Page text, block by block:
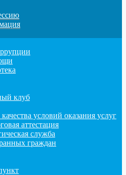
клуб
условий оказания услуг
аттестация
служба
граждан